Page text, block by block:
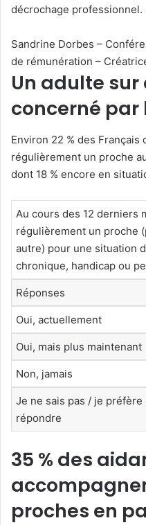
décrochage professionnel.
Sandrine Dorbes –
de rémunération –
Un adulte sur
concerné par
Environ 22 % des Français
régulièrement un proche
dont 18 % encore en
Au cours des 12 derniers
régulièrement un proche
autre) pour une situation
chronique, handicap ou
Réponses
Oui, actuellement
Oui, mais plus maintenant
Non, jamais
Je ne sais pas / je préfère
répondre
35 % des
proches en